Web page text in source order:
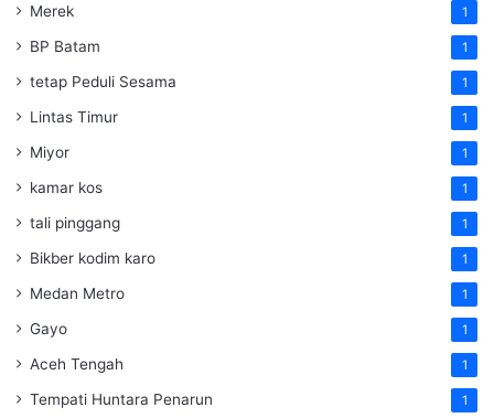
Merek 1
BP Batam 1
tetap Peduli Sesama 1
Lintas Timur 1
Miyor 1
kamar kos 1
tali pinggang 1
Bikber kodim karo 1
Medan Metro 1
Gayo 1
Aceh Tengah 1
Tempati Huntara Penarun 1